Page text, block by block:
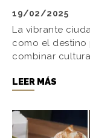
19/02/2025
La vibrante
como el destino
combinar
LEER MÁS